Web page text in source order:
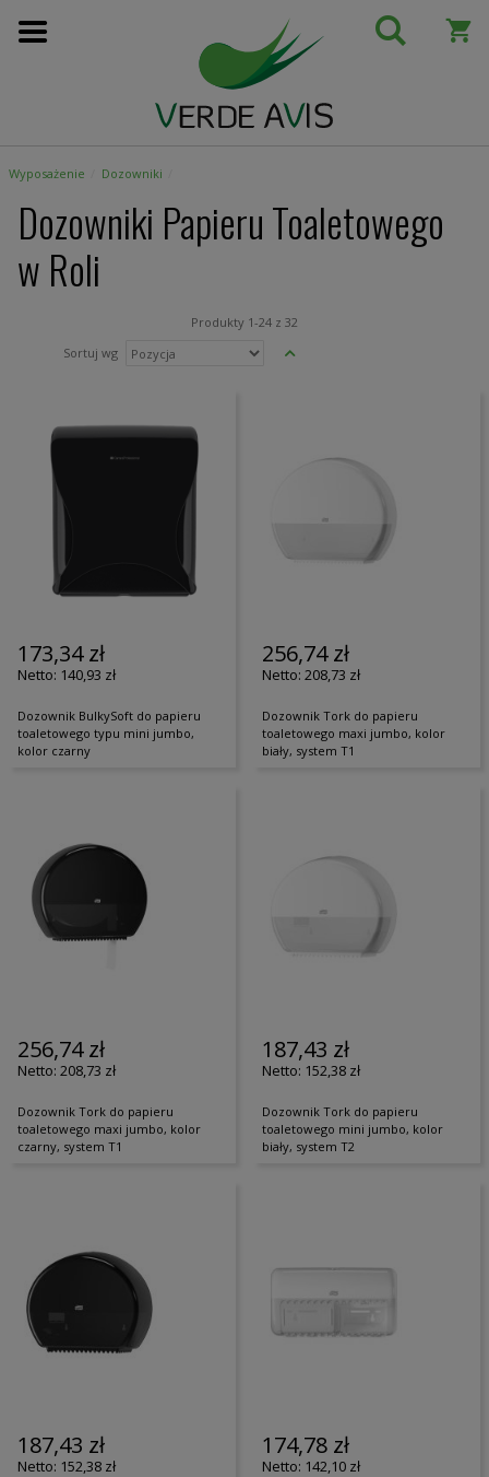
Przejdź
do
Wyposażenie Dozowniki
Dozowniki Papieru Toaletowego
w Roli
Produkty 1-24 z 32
Sortuj wg
Ustaw
173,34 zł
140,93 zł
Dozownik BulkySoft do papieru
toaletowego typu mini jumbo,
kolor czarny
256,74 zł
208,73 zł
Dozownik Tork do papieru
toaletowego maxi jumbo, kolor
biały, system T1
256,74 zł
208,73 zł
Dozownik Tork do papieru
toaletowego maxi jumbo, kolor
czarny, system T1
187,43 zł
152,38 zł
Dozownik Tork do papieru
toaletowego mini jumbo, kolor
biały, system T2
187,43 zł
152,38 zł
174,78 zł
142,10 zł